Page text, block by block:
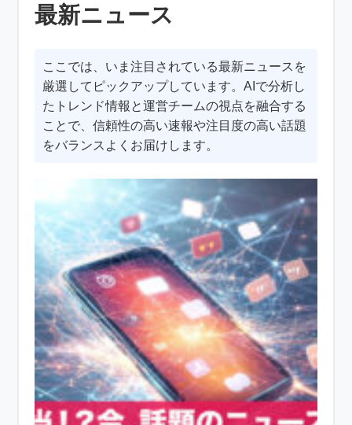
最新ニュース
ここでは、いま注目されている最新ニュースを
厳選してピックアップしています。AIで分析し
たトレンド情報と運営チームの視点を融合する
ことで、信頼性の高い速報や注目度の高い話題
をバランスよくお届けします。